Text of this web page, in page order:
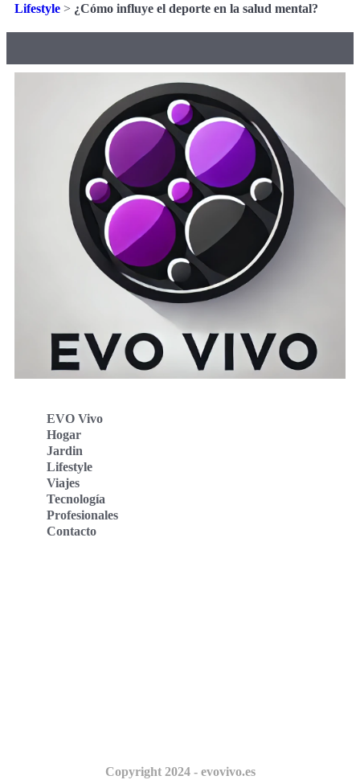
Lifestyle > ¿Cómo influye el deporte en la salud mental?
EVO Vivo
Hogar
Jardin
Lifestyle
Viajes
Tecnología
Profesionales
Contacto
Copyright 2024 - evovivo.es